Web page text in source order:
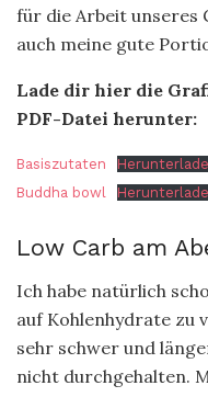
für die Arbeit unseres
auch meine gute
Lade dir hier die
PDF-Datei herunter:
Basiszutaten
Buddha bowl
Low Carb am
Ich habe natürlich
auf Kohlenhydrate zu
sehr schwer und
nicht durchgehalten.